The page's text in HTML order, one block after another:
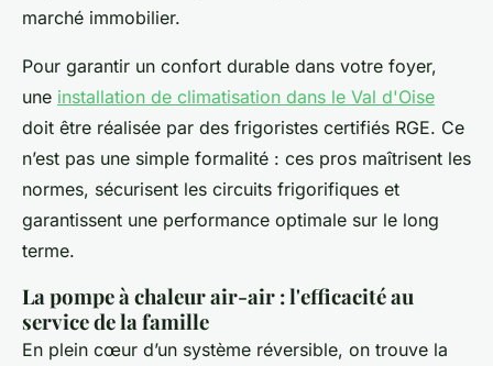
marché immobilier.
Pour garantir un confort durable dans votre foyer,
une installation de climatisation dans le Val d'Oise
doit être réalisée par des frigoristes certifiés RGE. Ce
n’est pas une simple formalité : ces pros maîtrisent les
normes, sécurisent les circuits frigorifiques et
garantissent une performance optimale sur le long
terme.
La pompe à chaleur air-air : l'efficacité au
service de la famille
En plein cœur d’un système réversible, on trouve la